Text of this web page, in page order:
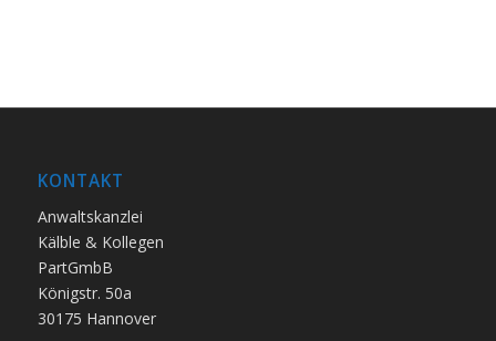
KONTAKT
Anwaltskanzlei
Kälble & Kollegen
PartGmbB
Königstr. 50a
30175 Hannover